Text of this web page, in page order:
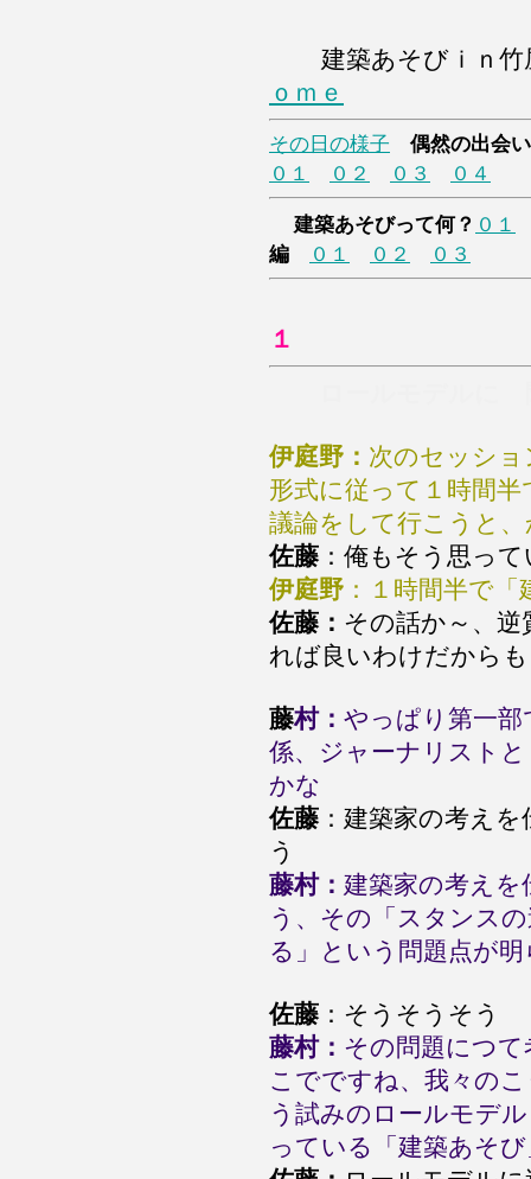
建築あそびｉｎ
ｏｍｅ
その日の様子
偶然の出会い
０１
０２ ０３ ０４
建築あそびって何？ ０１
編
０１ ０２ ０３
１
伊庭野： 次のセッシ
形式に従って１時間
議論をして行こうと
佐藤 ：俺もそう思っ
伊庭野 ：１時間半で
佐藤： その話か～、
れば良いわけだから
藤村： やっぱり第一
係、ジャーナリスト
かな
佐藤 ：建築家の考え
う
藤村： 建築家の考え
う、その「スタンス
る」という問題点が
佐藤 ：そうそうそう
藤村： その問題につ
こでですね、我々の
う試みのロールモデ
っている「建築あそび